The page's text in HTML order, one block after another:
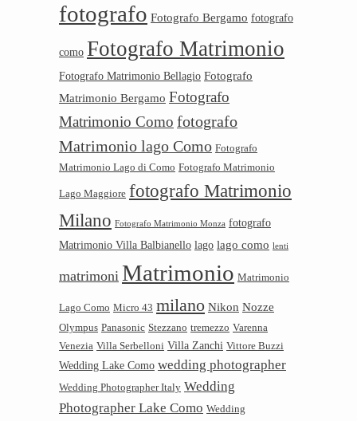
fotografo Fotografo Bergamo fotografo
como Fotografo Matrimonio
Fotografo Matrimonio Bellagio Fotografo
Matrimonio Bergamo Fotografo
Matrimonio Como fotografo
Matrimonio lago Como Fotografo
Matrimonio Lago di Como Fotografo Matrimonio
Lago Maggiore fotografo Matrimonio
Milano Fotografo Matrimonio Monza fotografo
Matrimonio Villa Balbianello lago lago como lenti
matrimoni Matrimonio Matrimonio
Lago Como Micro 43 milano Nikon Nozze
Olympus Panasonic Stezzano tremezzo Varenna
Venezia Villa Serbelloni Villa Zanchi Vittore Buzzi
Wedding Lake Como wedding photographer
Wedding Photographer Italy Wedding
Photographer Lake Como Wedding